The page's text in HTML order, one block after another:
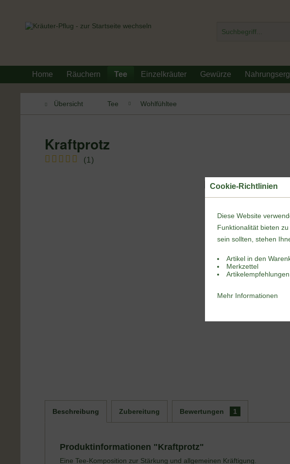
Home Räuchern Tee Einzelkräuter Gewürze
Übersicht Tee Wohlfühltee
Kraftprotz
(1 )
Beschreibung Zubereitung Bewertungen 1
Produktinformationen "Kraftprotz"
Eine Tee-Komposition zur Stärkung und allgemeinen Kräftigung.
Cookie-Richtlinien
Diese Website
Funktionalität bieten
sein sollten, stehen
Artikel in den
Merkzettel
Mehr Informationen